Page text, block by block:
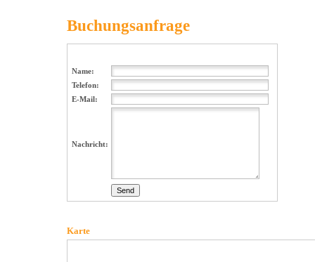
Buchungsanfrage
Name:
Telefon:
E-Mail:
Nachricht:
Karte